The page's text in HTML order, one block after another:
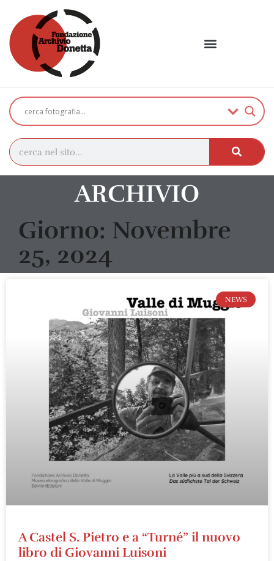
ARCHIVIO
Giorno: Novembre
25, 2024
NEWS
A Castel S. Pietro e a “Turné” il nuovo
libro di Giovanni Luisoni